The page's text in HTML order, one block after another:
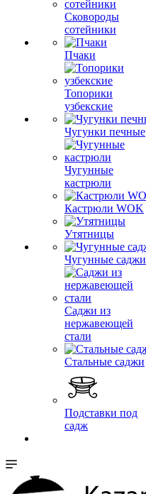
Сковороды
сотейники
Пчаки
Топорики
узбекские
Чугунки печные
Чугунные
кастрюли
Кастрюли WOK
Утятницы
Чугунные саджи
Саджи из
нержавеющей
стали
Стальные саджи
Подставки под
садж